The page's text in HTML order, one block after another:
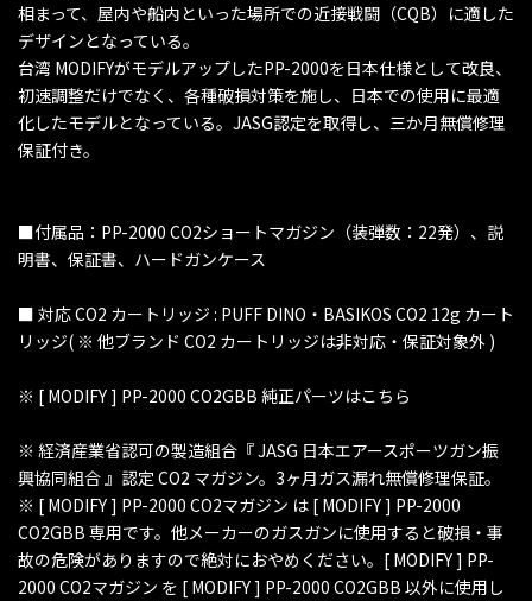
相まって、屋内や船内といった場所での近接戦闘（CQB）に適した
デザインとなっている。
台湾 MODIFYがモデルアップしたPP-2000を日本仕様として改良、
初速調整だけでなく、各種破損対策を施し、日本での使用に最適
化したモデルとなっている。JASG認定を取得し、三か月無償修理
保証付き。
■付属品：PP-2000 CO2ショートマガジン（装弾数：22発）、説
明書、保証書、ハードガンケース
■ 対応 CO2 カートリッジ : PUFF DINO・BASIKOS CO2 12g カート
リッジ( ※ 他ブランド CO2 カートリッジは非対応・保証対象外 )
※ [ MODIFY ] PP-2000 CO2GBB 純正パーツはこちら
※ 経済産業省認可の製造組合『 JASG 日本エアースポーツガン振
興協同組合 』認定 CO2 マガジン。3ヶ月ガス漏れ無償修理保証。
※ [ MODIFY ] PP-2000 CO2マガジン は [ MODIFY ] PP-2000
CO2GBB 専用です。他メーカーのガスガンに使用すると破損・事
故の危険がありますので絶対におやめください。[ MODIFY ] PP-
2000 CO2マガジン を [ MODIFY ] PP-2000 CO2GBB 以外に使用し